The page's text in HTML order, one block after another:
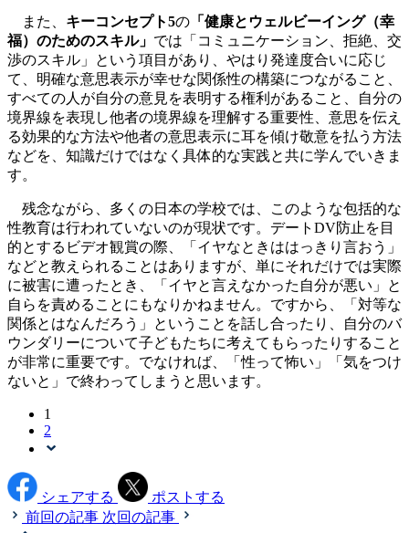
また、 キーコンセプト5の 「健康とウェルビーイング（幸
福）のためのスキル」 では「コミュニケーション、拒絶、交
渉のスキル」という項目があり、やはり発達度合いに応じ
て、明確な意思表示が幸せな関係性の構築につながること、
すべての人が自分の意見を表明する権利があること、自分の
境界線を表現し他者の境界線を理解する重要性、意思を伝え
る効果的な方法や他者の意思表示に耳を傾け敬意を払う方法
などを、知識だけではなく具体的な実践と共に学んでいきま
す。
残念ながら、多くの日本の学校では、このような包括的な
性教育は行われていないのが現状です。デートDV防止を目
的とするビデオ観賞の際、「イヤなときははっきり言おう」
などと教えられることはありますが、単にそれだけでは実際
に被害に遭ったとき、「イヤと言えなかった自分が悪い」と
自らを責めることにもなりかねません。ですから、「対等な
関係とはなんだろう」ということを話し合ったり、自分のバ
ウンダリーについて子どもたちに考えてもらったりすること
が非常に重要です。でなければ、「性って怖い」「気をつけ
ないと」で終わってしまうと思います。
1
2
シェアする
ポストする
前回の記事 次回の記事